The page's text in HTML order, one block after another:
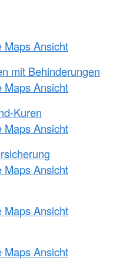
Maps Ansicht
mit Behinderungen
Maps Ansicht
Kuren
Maps Ansicht
Maps Ansicht
Maps Ansicht
Maps Ansicht